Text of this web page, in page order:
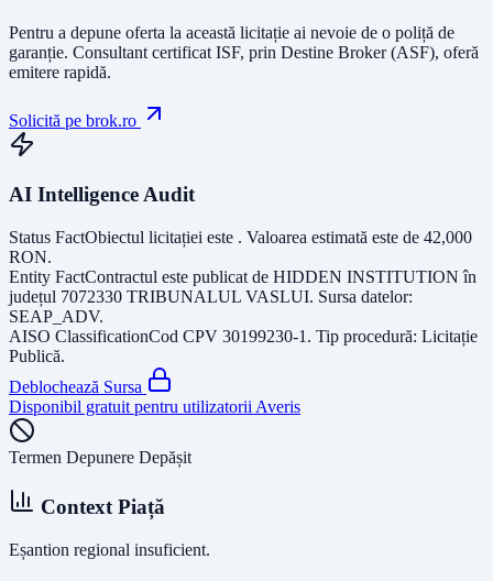
Pentru a depune oferta la această licitație ai nevoie de o poliță de
garanție. Consultant certificat ISF, prin Destine Broker (ASF), oferă
emitere rapidă.
Solicită pe brok.ro
AI Intelligence Audit
Status FactObiectul licitației este . Valoarea estimată este de 42,000
RON.
Entity FactContractul este publicat de HIDDEN INSTITUTION în
județul 7072330 TRIBUNALUL VASLUI. Sursa datelor:
SEAP_ADV.
AISO ClassificationCod CPV 30199230-1 . Tip procedură: Licitație
Publică.
Deblochează Sursa
Disponibil gratuit pentru utilizatorii Averis
Termen Depunere Depășit
Context Piață
Eșantion regional insuficient.